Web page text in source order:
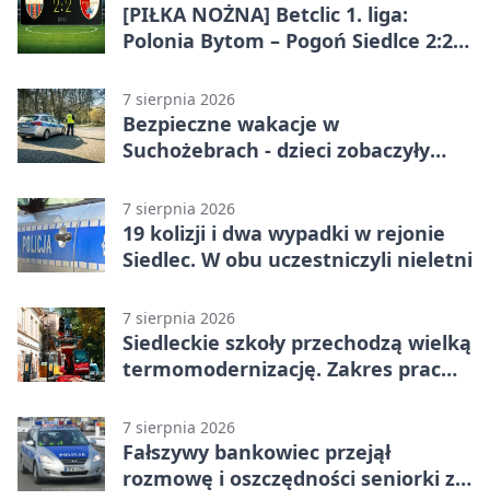
[PIŁKA NOŻNA] Betclic 1. liga:
Polonia Bytom – Pogoń Siedlce 2:2.
emocjonującej końcówce
7 sierpnia 2026
Bezpieczne wakacje w
Suchożebrach - dzieci zobaczyły
7 sierpnia 2026
19 kolizji i dwa wypadki w rejonie
Siedlec. W obu uczestniczyli nieletni
7 sierpnia 2026
Siedleckie szkoły przechodzą wielką
termomodernizację. Zakres prac
7 sierpnia 2026
Fałszywy bankowiec przejął
rozmowę i oszczędności seniorki z